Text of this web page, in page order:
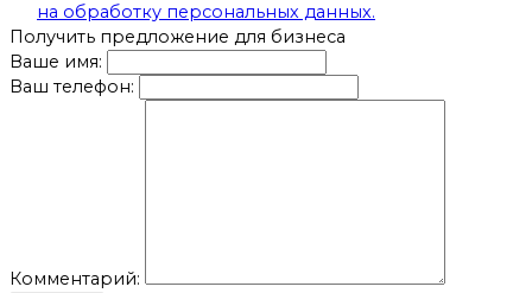
на обработку персональных данных.
Получить предложение для бизнеса
Ваше имя:
Ваш телефон:
Комментарий: